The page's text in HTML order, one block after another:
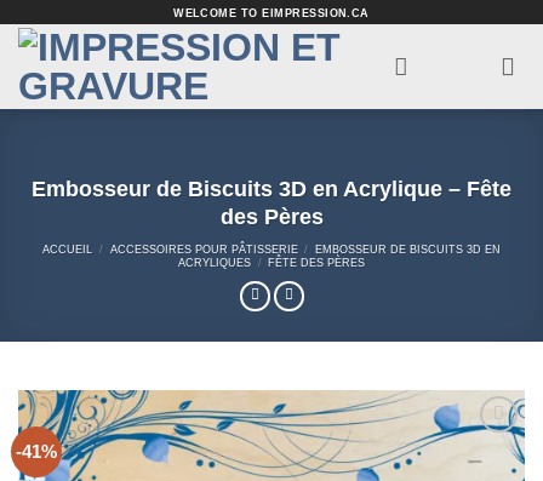
contenu
WELCOME TO EIMPRESSION.CA
Embosseur de Biscuits 3D en Acrylique – Fête
des Pères
ACCUEIL / ACCESSOIRES POUR PÂTISSERIE / EMBOSSEUR DE BISCUITS 3D EN
ACRYLIQUES / FÊTE DES PÈRES
-41%
Wishlist